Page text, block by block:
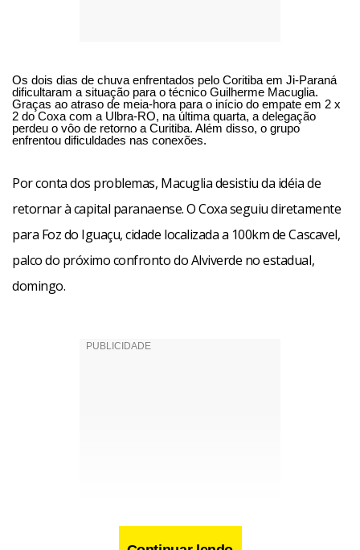
Os dois dias de chuva enfrentados pelo Coritiba em Ji-Paraná
dificultaram a situação para o técnico Guilherme Macuglia.
Graças ao atraso de meia-hora para o início do empate em 2 x
2 do Coxa com a Ulbra-RO, na última quarta, a delegação
perdeu o vôo de retorno a Curitiba. Além disso, o grupo
enfrentou dificuldades nas conexões.
Por conta dos problemas, Macuglia desistiu da idéia de
retornar à capital paranaense. O Coxa seguiu diretamente
para Foz do Iguaçu, cidade localizada a 100km de Cascavel,
palco do próximo confronto do Alviverde no estadual,
domingo.